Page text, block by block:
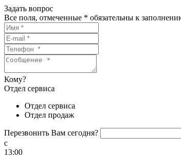
Задать вопрос
Все поля, отмеченные * обязательны к
Кому?
Отдел сервиса
Отдел сервиса
Отдел продаж
Перезвонить Вам сегодня?
c
13:00